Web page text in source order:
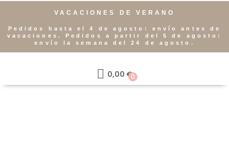
VACACIONES DE VERANO
Pedidos hasta el 4 de agosto: envío antes de
vacaciones. Pedidos a partir del 5 de agosto:
envío la semana del 24 de agosto.
0,00 €0